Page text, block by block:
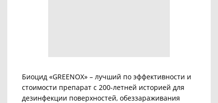
Биоцид «GREENOX» – лучший по эффективности и
стоимости препарат с 200-летней историей для
дезинфекции поверхностей, обеззараживания